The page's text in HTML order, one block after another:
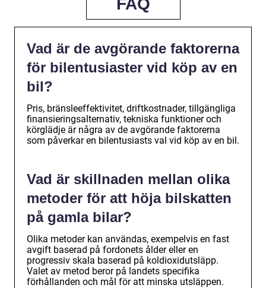
FAQ
Vad är de avgörande faktorerna
för bilentusiaster vid köp av en
bil?
Pris, bränsleeffektivitet, driftkostnader, tillgängliga
finansieringsalternativ, tekniska funktioner och
körglädje är några av de avgörande faktorerna
som påverkar en bilentusiasts val vid köp av en bil.
Vad är skillnaden mellan olika
metoder för att höja bilskatten
på gamla bilar?
Olika metoder kan användas, exempelvis en fast
avgift baserad på fordonets ålder eller en
progressiv skala baserad på koldioxidutsläpp.
Valet av metod beror på landets specifika
förhållanden och mål för att minska utsläppen.